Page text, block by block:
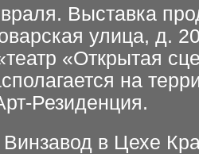
Выставка
улица, д.
«Открытая
на
Резиденция.
в Цехе